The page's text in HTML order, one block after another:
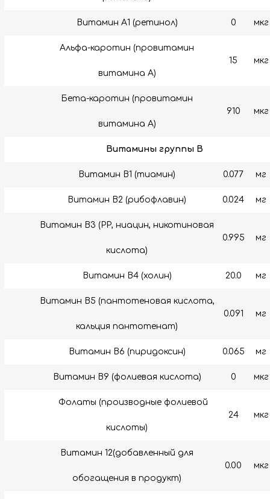
Витамин A1 (ретинол) 0 мкг
Альфа-каротин (провитамин
витамина А)
15 мкг
Бета-каротин (провитамин
витамина А)
910 мкг
Витамины группы B
Витамин B1 (тиамин) 0.077 мг
Витамин B2 (рибофлавин) 0.024 мг
Витамин B3 (РР, ниацин, никотиновая
кислота)
0.995 мг
Витамин B4 (холин) 20.0 мг
Витамин B5 (пантотеновая кислота,
кальция пантотенат)
0.091 мг
Витамин B6 (пиридоксин) 0.065 мг
Витамин В9 (фолиевая кислота) 0 мкг
Фолаты (производные фолиевой
кислоты)
24 мкг
Витамин 12(добавленный для
обогащения в продукт)
0.00 мкг